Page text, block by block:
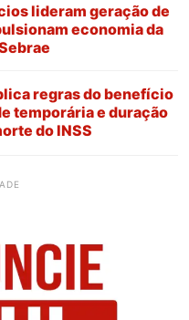
lideram geração de
economia da
regras do benefício
temporária e duração
do INSS